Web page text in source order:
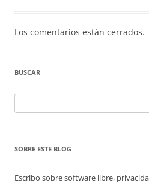
Los comentarios están cerrados.
BUSCAR
SOBRE ESTE BLOG
Escribo sobre software libre,